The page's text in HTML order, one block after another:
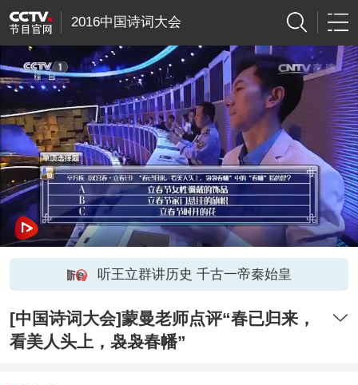
2016中国诗词大会
听王立群讲历史 千古一帝秦始皇
[中国诗词大会]蒙曼老师点评“春已归来，
看美人头上，袅袅春幡”